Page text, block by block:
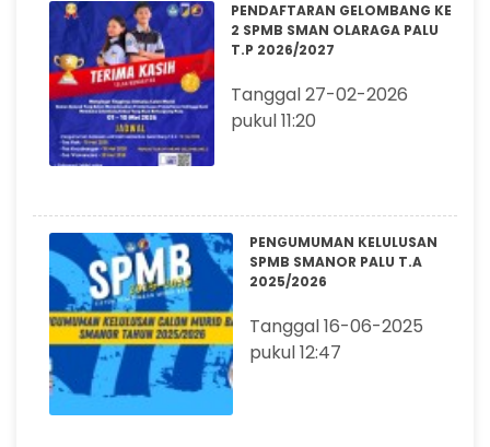
PENDAFTARAN GELOMBANG KE
2 SPMB SMAN OLARAGA PALU
T.P 2026/2027
Tanggal 27-02-2026
pukul 11:20
PENGUMUMAN KELULUSAN
SPMB SMANOR PALU T.A
2025/2026
Tanggal 16-06-2025
pukul 12:47